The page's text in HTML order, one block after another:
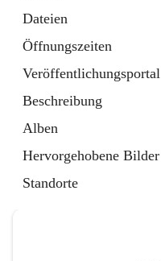
Dateien
Öffnungszeiten
Veröffentlichungsportal
Beschreibung
Alben
Hervorgehobene Bilder
Standorte